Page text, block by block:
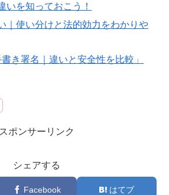
いを知っておこう！
｜使い分けと法的効力をわかりや
書き署名｜違いと安全性を比較」
スポンサーリンク
シェアする
Facebook はてブ